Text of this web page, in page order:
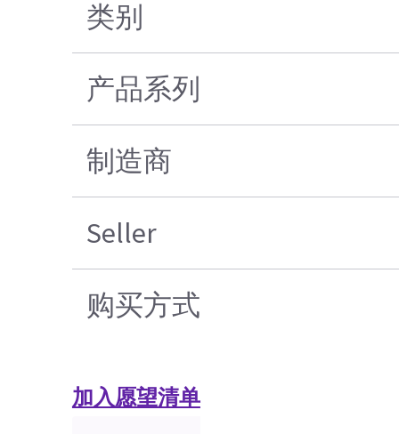
类别
产品系列
制造商
Seller
购买方式
加入愿望清单